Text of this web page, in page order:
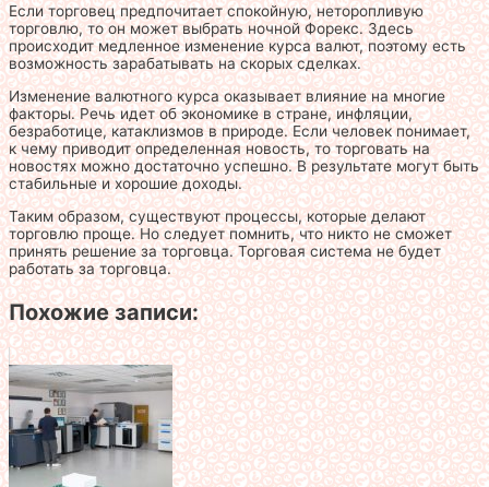
Если торговец предпочитает спокойную, неторопливую
торговлю, то он может выбрать ночной Форекс. Здесь
происходит медленное изменение курса валют, поэтому есть
возможность зарабатывать на скорых сделках.
Изменение валютного курса оказывает влияние на многие
факторы. Речь идет об экономике в стране, инфляции,
безработице, катаклизмов в природе. Если человек понимает,
к чему приводит определенная новость, то торговать на
новостях можно достаточно успешно. В результате могут быть
стабильные и хорошие доходы.
Таким образом, существуют процессы, которые делают
торговлю проще. Но следует помнить, что никто не сможет
принять решение за торговца. Торговая система не будет
работать за торговца.
Похожие записи: